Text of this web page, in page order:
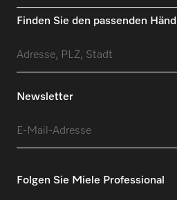
Finden Sie den passenden
Newsletter
Folgen Sie Miele Professional